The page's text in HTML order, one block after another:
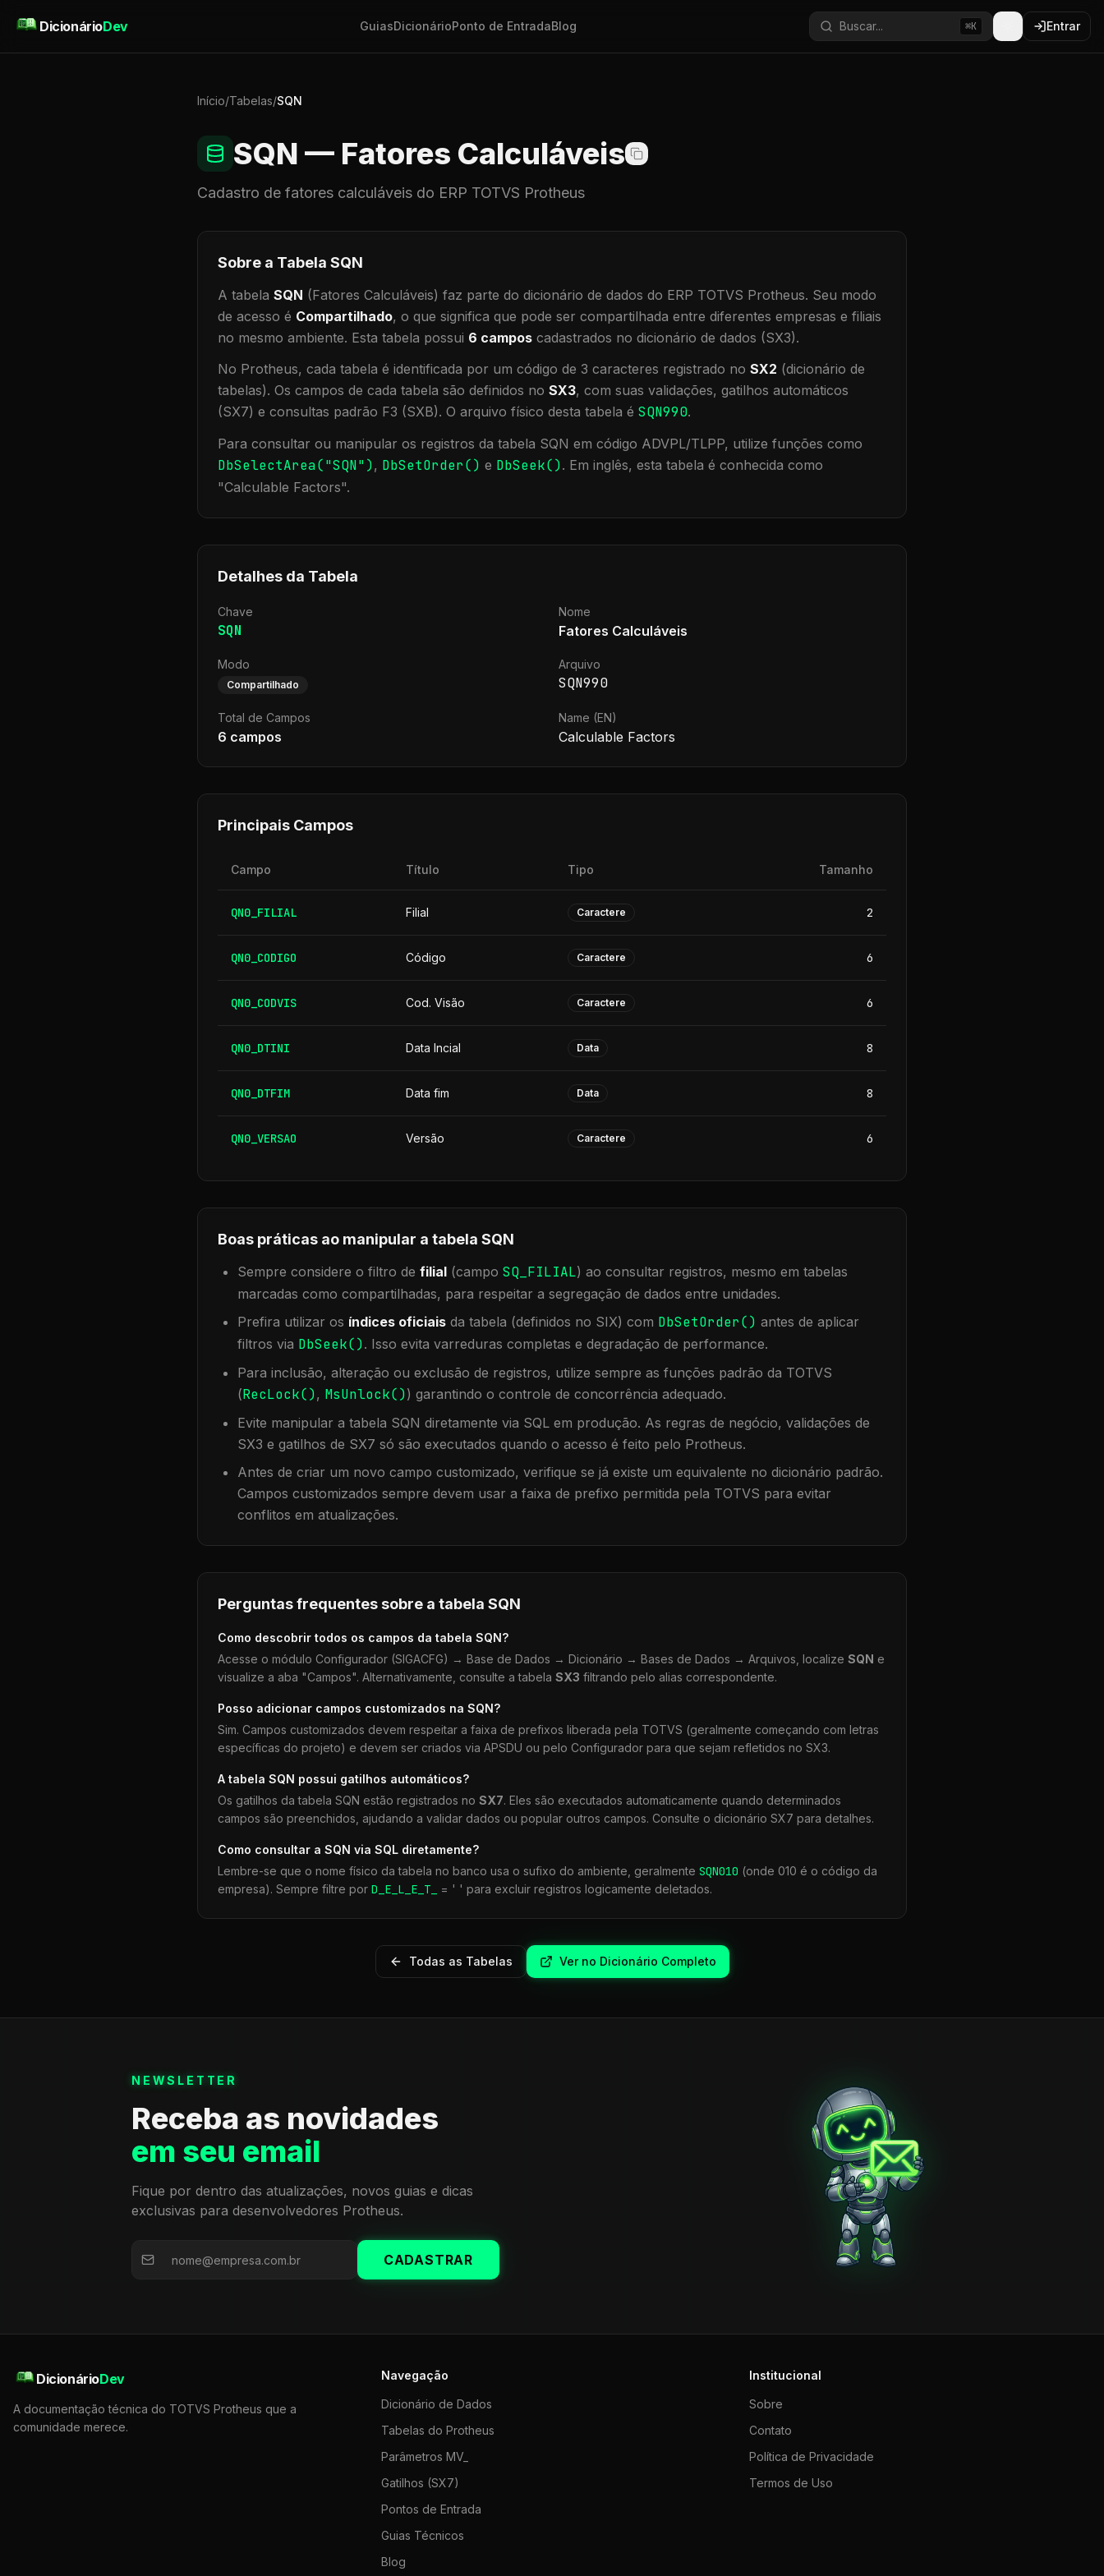
DicionárioDev GuiasDicionárioPonto de EntradaBlog Buscar... ⌘K Entrar
Início/Tabelas/SQN
SQN — Fatores Calculáveis
Cadastro de fatores calculáveis do ERP TOTVS Protheus
Sobre a Tabela SQN
A tabela SQN (Fatores Calculáveis) faz parte do dicionário de dados do ERP TOTVS Protheus. Seu modo
de acesso é Compartilhado, o que significa que pode ser compartilhada entre diferentes empresas e filiais
no mesmo ambiente. Esta tabela possui 6 campos cadastrados no dicionário de dados (SX3).
No Protheus, cada tabela é identificada por um código de 3 caracteres registrado no SX2 (dicionário de
tabelas). Os campos de cada tabela são definidos no SX3, com suas validações, gatilhos automáticos
(SX7) e consultas padrão F3 (SXB). O arquivo físico desta tabela é SQN990.
Para consultar ou manipular os registros da tabela SQN em código ADVPL/TLPP, utilize funções como
DbSelectArea("SQN"), DbSetOrder() e DbSeek(). Em inglês, esta tabela é conhecida como
"Calculable Factors".
Detalhes da Tabela
Chave
SQN
Nome
Fatores Calculáveis
Modo
Compartilhado
Arquivo
SQN990
Total de Campos
6 campos
Name (EN)
Calculable Factors
Principais Campos
Campo Título Tipo Tamanho
QN0_FILIAL Filial Caractere 2
QN0_CODIGO Código Caractere 6
QN0_CODVIS Cod. Visão Caractere 6
QN0_DTINI Data Incial Data 8
QN0_DTFIM Data fim Data 8
QN0_VERSAO Versão Caractere 6
Boas práticas ao manipular a tabela SQN
Sempre considere o filtro de filial (campo SQ_FILIAL) ao consultar registros, mesmo em tabelas
marcadas como compartilhadas, para respeitar a segregação de dados entre unidades.
Prefira utilizar os índices oficiais da tabela (definidos no SIX) com DbSetOrder() antes de aplicar
filtros via DbSeek(). Isso evita varreduras completas e degradação de performance.
Para inclusão, alteração ou exclusão de registros, utilize sempre as funções padrão da TOTVS
(RecLock(), MsUnlock()) garantindo o controle de concorrência adequado.
Evite manipular a tabela SQN diretamente via SQL em produção. As regras de negócio, validações de
SX3 e gatilhos de SX7 só são executados quando o acesso é feito pelo Protheus.
Antes de criar um novo campo customizado, verifique se já existe um equivalente no dicionário padrão.
Campos customizados sempre devem usar a faixa de prefixo permitida pela TOTVS para evitar
conflitos em atualizações.
Perguntas frequentes sobre a tabela SQN
Como descobrir todos os campos da tabela SQN?
Acesse o módulo Configurador (SIGACFG) → Base de Dados → Dicionário → Bases de Dados → Arquivos, localize SQN e
visualize a aba "Campos". Alternativamente, consulte a tabela SX3 filtrando pelo alias correspondente.
Posso adicionar campos customizados na SQN?
Sim. Campos customizados devem respeitar a faixa de prefixos liberada pela TOTVS (geralmente começando com letras
específicas do projeto) e devem ser criados via APSDU ou pelo Configurador para que sejam refletidos no SX3.
A tabela SQN possui gatilhos automáticos?
Os gatilhos da tabela SQN estão registrados no SX7. Eles são executados automaticamente quando determinados
campos são preenchidos, ajudando a validar dados ou popular outros campos. Consulte o dicionário SX7 para detalhes.
Como consultar a SQN via SQL diretamente?
Lembre-se que o nome físico da tabela no banco usa o sufixo do ambiente, geralmente SQN010 (onde 010 é o código da
empresa). Sempre filtre por D_E_L_E_T_ = ' ' para excluir registros logicamente deletados.
Todas as Tabelas Ver no Dicionário Completo
NEWSLETTER
Receba as novidades
em seu email
Fique por dentro das atualizações, novos guias e dicas
exclusivas para desenvolvedores Protheus.
CADASTRAR
DicionárioDev
A documentação técnica do TOTVS Protheus que a
comunidade merece.
Navegação
Dicionário de Dados
Tabelas do Protheus
Parâmetros MV_
Gatilhos (SX7)
Pontos de Entrada
Guias Técnicos
Blog
Institucional
Sobre
Contato
Política de Privacidade
Termos de Uso